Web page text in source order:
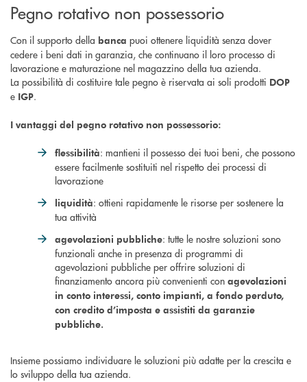
Pegno rotativo non possessorio
Con il supporto della banca puoi ottenere liquidità senza dover
cedere i beni dati in garanzia, che continuano il loro processo di
lavorazione e maturazione nel magazzino della tua azienda.
La possibilità di costituire tale pegno è riservata ai soli prodotti DOP
e IGP.
I vantaggi del pegno rotativo non possessorio:
flessibilità: mantieni il possesso dei tuoi beni, che possono
essere facilmente sostituiti nel rispetto dei processi di
lavorazione
liquidità: ottieni rapidamente le risorse per sostenere la
tua attività
agevolazioni pubbliche: tutte le nostre soluzioni sono
funzionali anche in presenza di programmi di
agevolazioni pubbliche per offrire soluzioni di
finanziamento ancora più convenienti con agevolazioni
in conto interessi, conto impianti, a fondo perduto,
con credito d’imposta e assistiti da garanzie
pubbliche.
Insieme possiamo individuare le soluzioni più adatte per la crescita e
lo sviluppo della tua azienda.